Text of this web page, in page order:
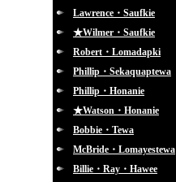
Lawrence・Saufkie
★Wilmer・Saufkie
Robert・Lomadapki
Phillip・Sekaquaptewa
Phillip・Honanie
★Watson・Honanie
Bobbie・Tewa
McBride・Lomayestewa
Billie・Ray・Hawee